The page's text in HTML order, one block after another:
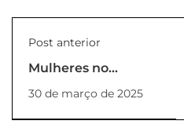
Post anterior
Mulheres no
Liderança Feminina
no CREA-SP
30 de março de 2025